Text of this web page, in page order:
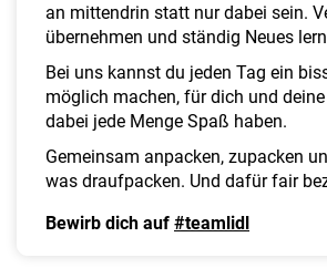
an mittendrin statt nur dabei sein.
übernehmen und ständig Neues
Bei uns kannst du jeden Tag ein
möglich machen, für dich und
dabei jede Menge Spaß haben.
Gemeinsam anpacken, zupacken
was draufpacken. Und dafür fair
Bewirb dich auf #teamlidl